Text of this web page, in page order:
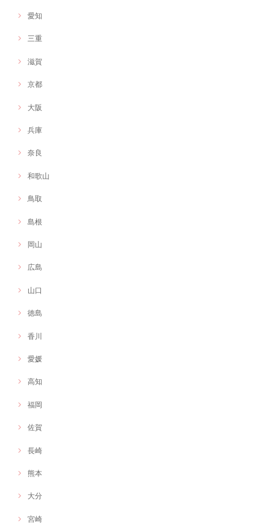
愛知
三重
滋賀
京都
大阪
兵庫
奈良
和歌山
鳥取
島根
岡山
広島
山口
徳島
香川
愛媛
高知
福岡
佐賀
長崎
熊本
大分
宮崎